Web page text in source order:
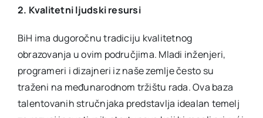
2. Kvalitetni ljudski resursi
BiH ima dugoročnu tradiciju kvalitetnog
obrazovanja u ovim područjima. Mladi inženjeri,
programeri i dizajneri iz naše zemlje često su
traženi na međunarodnom tržištu rada. Ova baza
talentovanih stručnjaka predstavlja idealan temelj